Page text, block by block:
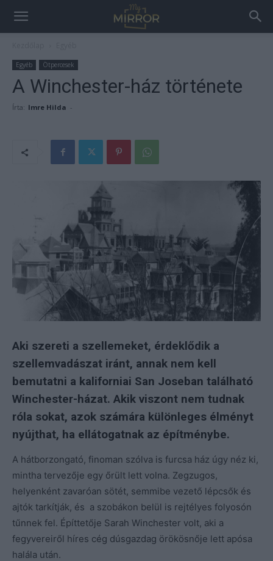
Egyéb Ötpercesek
A Winchester-ház története
Írta: Imre Hilda -
Aki szereti a szellemeket, érdeklődik a
szellemvadászat iránt, annak nem kell
bemutatni a kaliforniai San Joseban található
Winchester-házat. Akik viszont nem tudnak
róla sokat, azok számára különleges élményt
nyújthat, ha ellátogatnak az építménybe.
A hátborzongató, finoman szólva is furcsa ház úgy néz ki,
mintha tervezője egy őrült lett volna. Zegzugos,
helyenként zavaróan sötét, semmibe vezető lépcsők és
ajtók tarkítják, és a szobákon belül is rejtélyes folyosón
tűnnek fel. Építtetője Sarah Winchester volt, aki a
fegyvereiről híres cég dúsgazdag örökösnője lett apósa
halála után.